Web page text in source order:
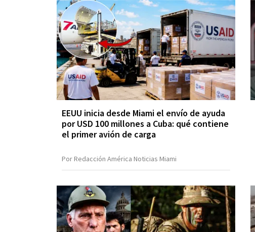
EEUU inicia desde Miami el envío de ayuda
por USD 100 millones a Cuba: qué contiene
el primer avión de carga
Por Redacción América Noticias Miami